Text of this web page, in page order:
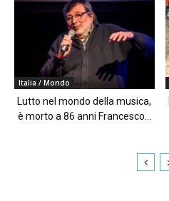
Italia / Mondo
Lutto nel mondo della musica,
è morto a 86 anni Francesco...